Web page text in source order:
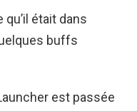
était dans
buffs
est passée